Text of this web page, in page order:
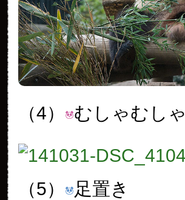
（4） むしゃむしゃ
（5） 足置き